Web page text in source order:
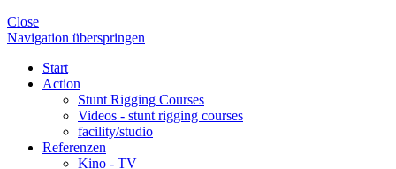
Close
Navigation überspringen
Start
Action
Stunt Rigging Courses
Videos - stunt rigging courses
facility/studio
Referenzen
Kino - TV